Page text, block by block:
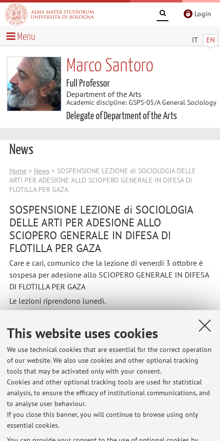
This website uses cookies
We use technical cookies that are essential for the correct operation
of our website. We also use cookies and other optional tracking
tools that may be activated only with your consent.
Cookies and other optional tracking tools are used for statistical
analysis, to ensure the efficacy of institutional communications, and
to analyse user behaviour.
If you close this banner, you will continue to browse using only
essential cookies.
Login
IT EN
Menu
Marco Santoro
Full Professor
Department of the Arts
Academic discipline: GSPS-05/A General Sociology
Delegate of Department of the Arts
News
Home> News > SOSPENSIONE LEZIONE di SOCIOLOGIA DELLE
ARTI PER ADESIONE ALLO SCIOPERO GENERALE IN DIFESA DI
FLOTILLA PER GAZA
SOSPENSIONE LEZIONE di SOCIOLOGIA
DELLE ARTI PER ADESIONE ALLO
SCIOPERO GENERALE IN DIFESA DI
FLOTILLA PER GAZA
Care e cari, comunico che la lezione di venerdì 3 ottobre è
sospesa per adesione allo SCIOPERO GENERALE IN DIFESA
DI FLOTILLA PER GAZA
Le lezioni riprendono lunedì.
Latest news
Sociologia della cultura: lezioni sospese nella prima settimana di
marzo
Published on: March 01 2026
ATTENZIONE : SOSPENSIONE LEZIONI DAL 3 AL 5 DICEMBRE
Published on: December 02 2025